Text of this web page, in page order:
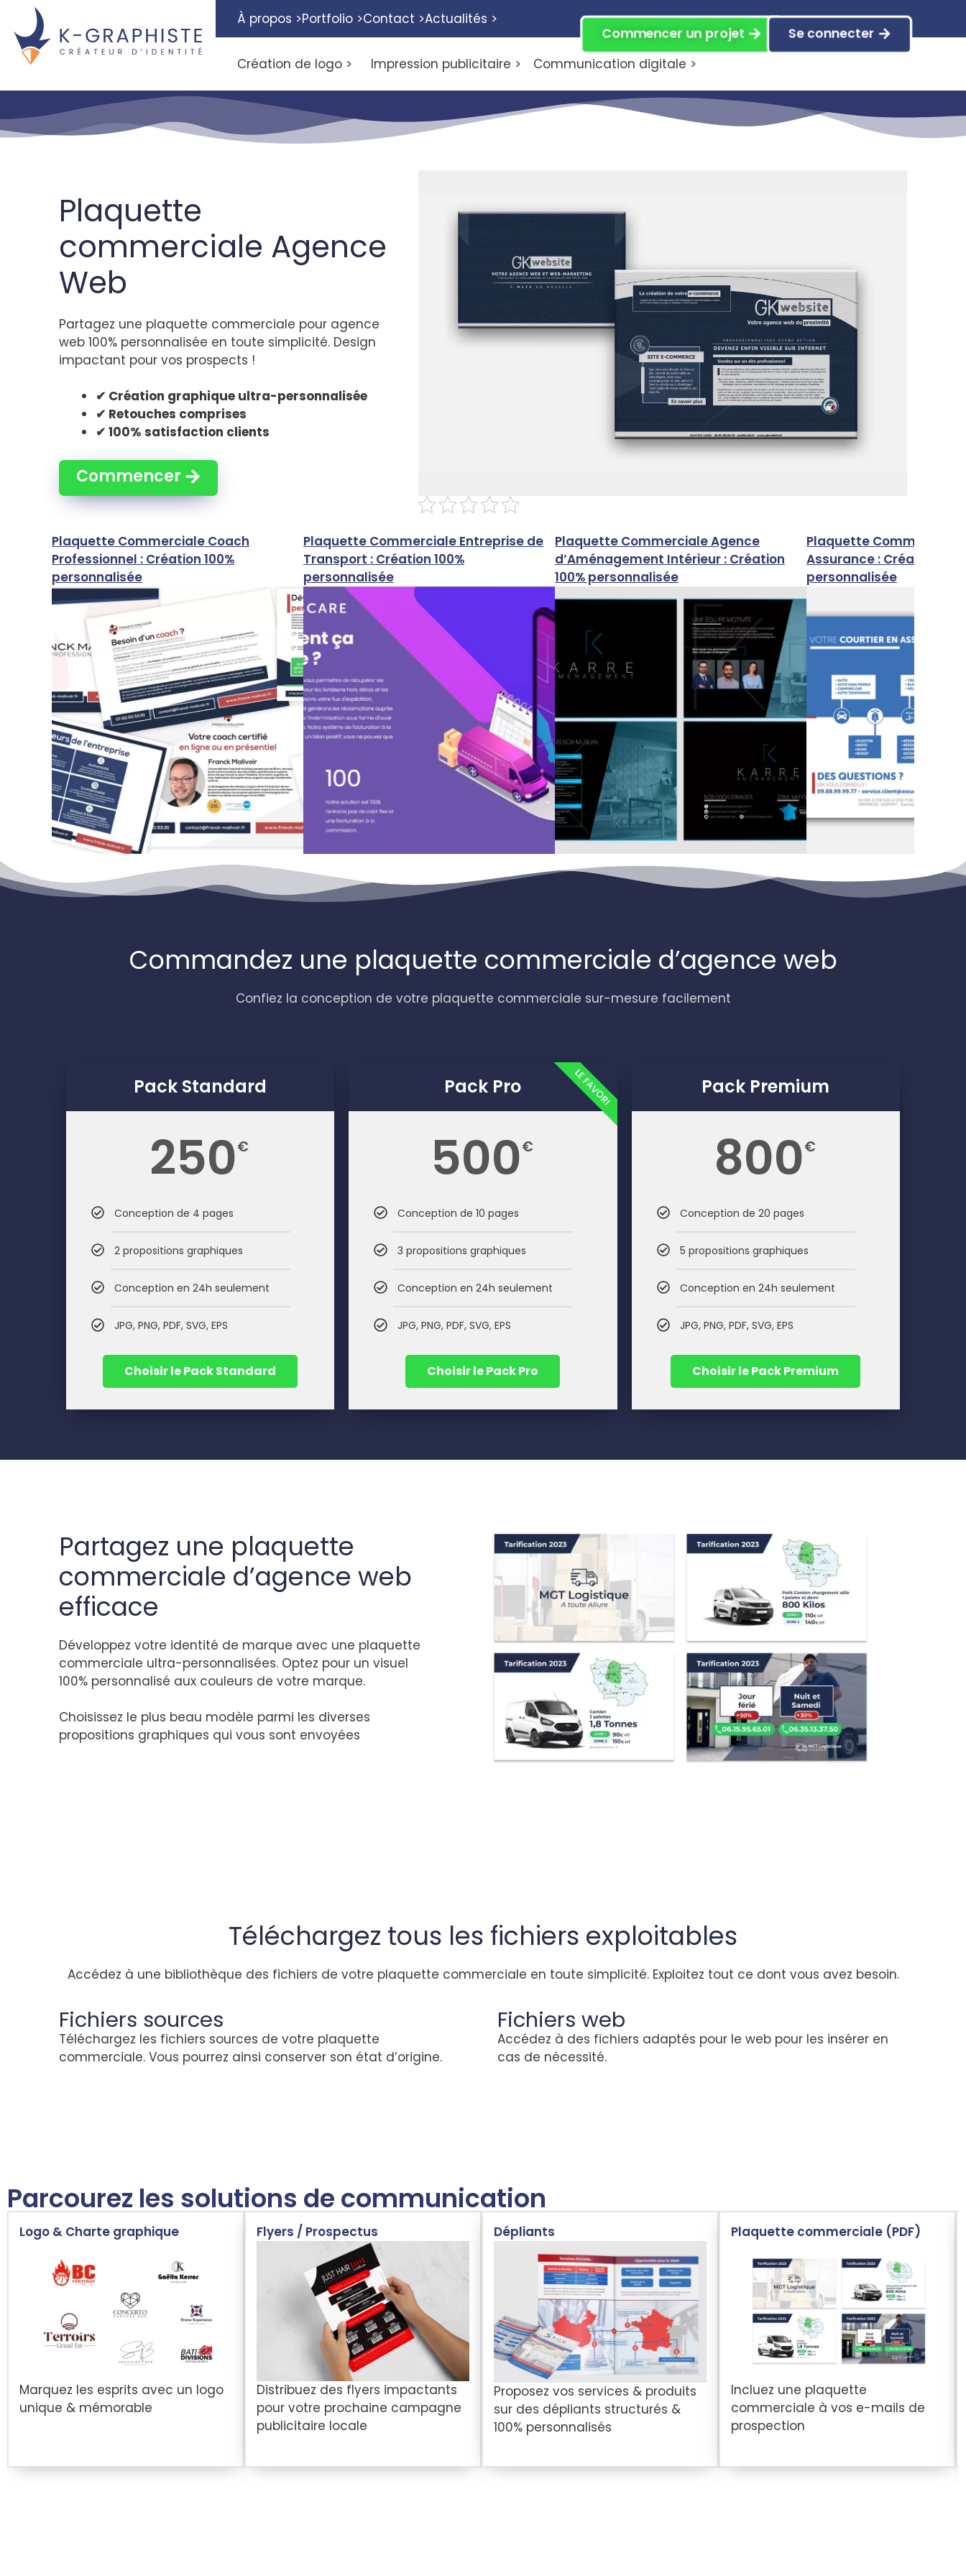
À propos >Portfolio >Contact >Actualités >
Création de logo > Impression publicitaire > Communication digitale >
Commencer un projet Se connecter
Plaquette
commerciale Agence
Web
Partagez une plaquette commerciale pour agence
web 100% personnalisée en toute simplicité. Design
impactant pour vos prospects !
✔ Création graphique ultra-personnalisée
✔ Retouches comprises
✔ 100% satisfaction clients
Commencer
Plaquette Commerciale Coach
Professionnel : Création 100%
personnalisée
Plaquette Commerciale Entreprise de
Transport : Création 100%
personnalisée
Plaquette Commerciale Agence
d’Aménagement Intérieur : Création
100% personnalisée
Plaquette Commerciale
Assurance : Création
personnalisée
Commandez une plaquette commerciale d’agence web
Confiez la conception de votre plaquette commerciale sur-mesure facilement
Pack Standard
250€
Conception de 4 pages
2 propositions graphiques
Conception en 24h seulement
JPG, PNG, PDF, SVG, EPS
Choisir le Pack Standard
Pack Pro
500€
Conception de 10 pages
3 propositions graphiques
Conception en 24h seulement
JPG, PNG, PDF, SVG, EPS
Choisir le Pack Pro
LE FAVORI Pack Premium
800€
Conception de 20 pages
5 propositions graphiques
Conception en 24h seulement
JPG, PNG, PDF, SVG, EPS
Choisir le Pack Premium
Partagez une plaquette
commerciale d’agence web
efficace
Développez votre identité de marque avec une plaquette
commerciale ultra-personnalisées. Optez pour un visuel
100% personnalisé aux couleurs de votre marque.
Choisissez le plus beau modèle parmi les diverses
propositions graphiques qui vous sont envoyées
Téléchargez tous les fichiers exploitables
Accédez à une bibliothèque des fichiers de votre plaquette commerciale en toute simplicité. Exploitez tout ce dont vous avez besoin.
Fichiers sources
Téléchargez les fichiers sources de votre plaquette
commerciale. Vous pourrez ainsi conserver son état d’origine.
Fichiers web
Accédez à des fichiers adaptés pour le web pour les insérer en
cas de nécessité.
Parcourez les solutions de communication
Logo & Charte graphique
Marquez les esprits avec un logo
unique & mémorable
Flyers / Prospectus
Distribuez des flyers impactants
pour votre prochaine campagne
publicitaire locale
Dépliants
Proposez vos services & produits
sur des dépliants structurés &
100% personnalisés
Plaquette commerciale (PDF)
Incluez une plaquette
commerciale à vos e-mails de
prospection